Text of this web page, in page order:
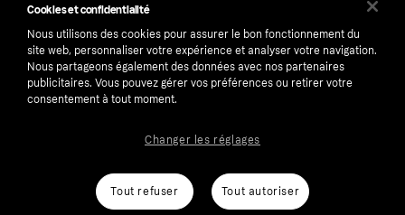
number: 556737-0431
ConditionsCookiesKlarna.com
Cookies et confidentialité
Nous utilisons des cookies pour assurer le bon fonctionnement du
site web, personnaliser votre expérience et analyser votre navigation.
Nous partageons également des données avec nos partenaires
publicitaires. Vous pouvez gérer vos préférences ou retirer votre
consentement à tout moment.
Tout refuser Tout autoriser
Changer les réglages